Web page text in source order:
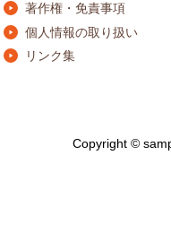
著作権・免責事項
個人情報の取り扱い
リンク集
Copyright ©